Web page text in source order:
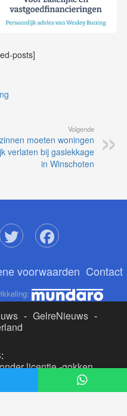
posts]
Volgende
moeten woningen
verlaten bij gaslekkage
in Winschoten
voorwaarden Contact
- GelreNieuws -
licentie-gokken
casino nederland